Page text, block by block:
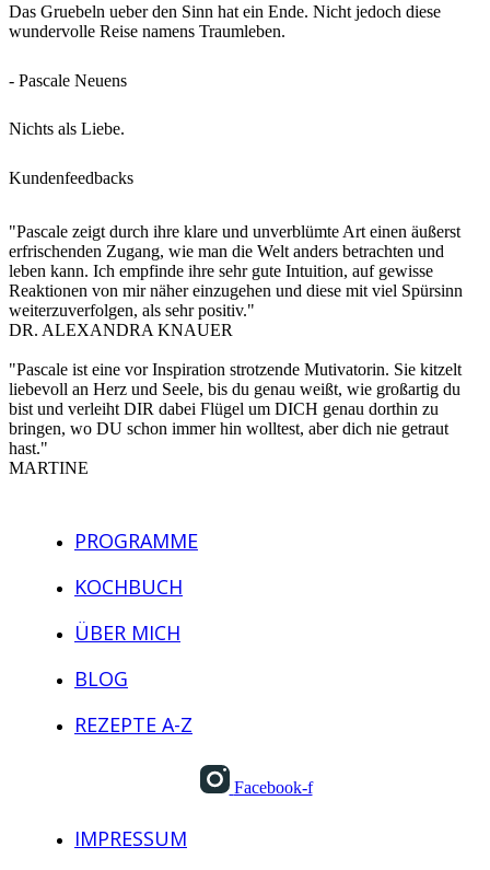
Das Gruebeln ueber den Sinn hat ein Ende. Nicht jedoch diese
wundervolle Reise namens Traumleben.
- Pascale Neuens
Nichts als Liebe.
Kundenfeedbacks
"Pascale zeigt durch ihre klare und unverblümte Art einen äußerst
erfrischenden Zugang, wie man die Welt anders betrachten und
leben kann. Ich empfinde ihre sehr gute Intuition, auf gewisse
Reaktionen von mir näher einzugehen und diese mit viel Spürsinn
weiterzuverfolgen, als sehr positiv."
DR. ALEXANDRA KNAUER
"Pascale ist eine vor Inspiration strotzende Mutivatorin. Sie kitzelt
liebevoll an Herz und Seele, bis du genau weißt, wie großartig du
bist und verleiht DIR dabei Flügel um DICH genau dorthin zu
bringen, wo DU schon immer hin wolltest, aber dich nie getraut
hast."
MARTINE
PROGRAMME
KOCHBUCH
ÜBER MICH
BLOG
REZEPTE A-Z
Facebook-f
IMPRESSUM